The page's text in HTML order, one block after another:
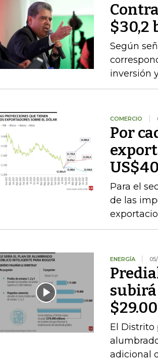
$30,2
Según
inversión
COMERCIO
Por
Para el
de las
ENERGÍA
subirá
El Distrito
adicional